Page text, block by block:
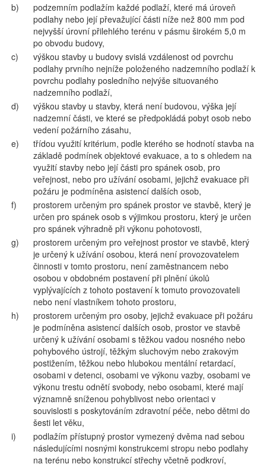
b)
podzemním podlažím každé podlaží, které má úroveň
podlahy nebo její převažující části níže než 800 mm pod
nejvyšší úrovní přilehlého terénu v pásmu širokém 5,0 m
po obvodu budovy,
c)
výškou stavby u budovy svislá vzdálenost od povrchu
podlahy prvního nejníže položeného nadzemního podlaží k
povrchu podlahy posledního nejvýše situovaného
nadzemního podlaží,
d)
výškou stavby u stavby, která není budovou, výška její
nadzemní části, ve které se předpokládá pobyt osob nebo
vedení požárního zásahu,
e)
třídou využití kritérium, podle kterého se hodnotí stavba na
základě podmínek objektové evakuace, a to s ohledem na
využití stavby nebo její části pro spánek osob, pro
veřejnost, nebo pro užívání osobami, jejichž evakuace při
požáru je podmíněna asistencí dalších osob,
f)
prostorem určeným pro spánek prostor ve stavbě, který je
určen pro spánek osob s výjimkou prostoru, který je určen
pro spánek výhradně při výkonu pohotovosti,
g)
prostorem určeným pro veřejnost prostor ve stavbě, který
je určený k užívání osobou, která není provozovatelem
činnosti v tomto prostoru, není zaměstnancem nebo
osobou v obdobném postavení při plnění úkolů
vyplývajících z tohoto postavení k tomuto provozovateli
nebo není vlastníkem tohoto prostoru,
h)
prostorem určeným pro osoby, jejichž evakuace při požáru
je podmíněna asistencí dalších osob, prostor ve stavbě
určený k užívání osobami s těžkou vadou nosného nebo
pohybového ústrojí, těžkým sluchovým nebo zrakovým
postižením, těžkou nebo hlubokou mentální retardací,
osobami v detenci, osobami ve výkonu vazby, osobami ve
výkonu trestu odnětí svobody, nebo osobami, které mají
významně sníženou pohyblivost nebo orientaci v
souvislosti s poskytováním zdravotní péče, nebo dětmi do
šesti let věku,
i)
podlažím přístupný prostor vymezený dvěma nad sebou
následujícími nosnými konstrukcemi stropu nebo podlahy
na terénu nebo konstrukcí střechy včetně podkroví,